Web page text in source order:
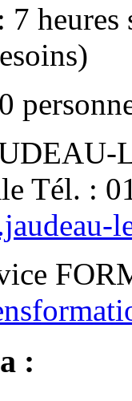
: 7 heures
Tél. :
: